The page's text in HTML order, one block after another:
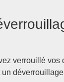
verrouillé vos
un